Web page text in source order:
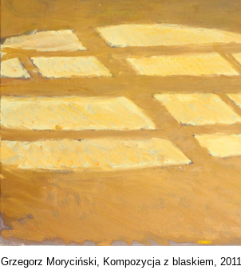
Grzegorz Moryciński, Kompozycja z blaskiem,